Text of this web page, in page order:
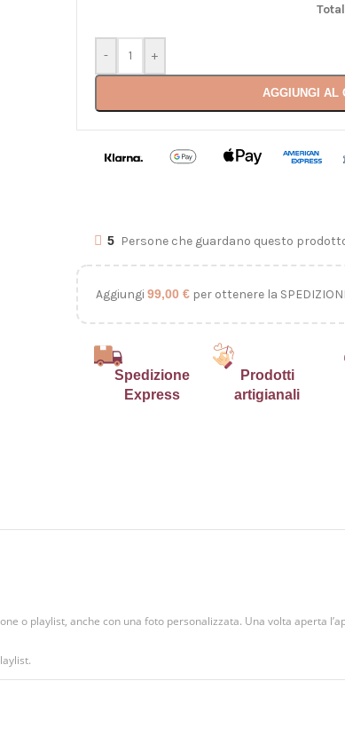
- +
AGGIUNGI AL
5 Persone che guardano questo
Aggiungi 99,00 € per ottenere la
Spedizione
Express
Prodotti
artigianali
o playlist, anche con una foto personalizzata. Una volta aperta